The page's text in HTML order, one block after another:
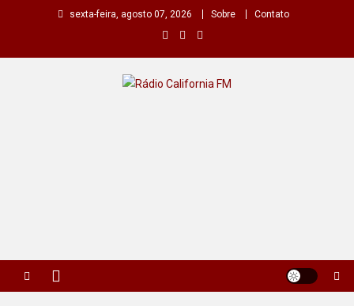
sexta-feira, agosto 07, 2026 Sobre Contato